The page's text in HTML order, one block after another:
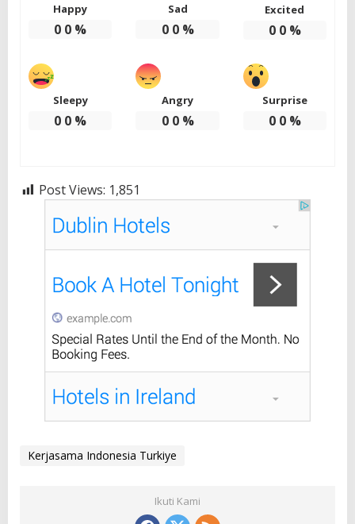
Happy
0 0 %
Sad
0 0%
Excited
0 0%
Sleepy
0 0 %
Angry
0 0%
Surprise
0 0%
Post Views: 1,851
Kerjasama Indonesia Turkiye
Ikuti Kami